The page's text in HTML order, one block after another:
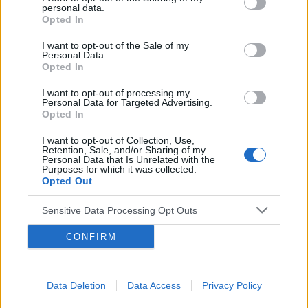
personal data.
Opted In
I want to opt-out of the Sale of my
Personal Data.
Opted In
I want to opt-out of processing my
Personal Data for Targeted Advertising.
Opted In
I want to opt-out of Collection, Use,
Retention, Sale, and/or Sharing of my
Personal Data that Is Unrelated with the
Purposes for which it was collected.
Opted Out
Sensitive Data Processing Opt Outs
CONFIRM
Data Deletion Data Access Privacy Policy
Wysypka
Witam, od kilku dni borykam się ze swędzeniem,
postanowiłam tam zerknąć i sytuacja wygląda
tak jak na zdjęciu. Czy może ktoś wie, co to
Forum:
Ginekologia - specjalista radzi, dla
gość
Jestem po poronieniu i brałam profilaktycznie
zapalenie pęcherza moczowego i brałam też